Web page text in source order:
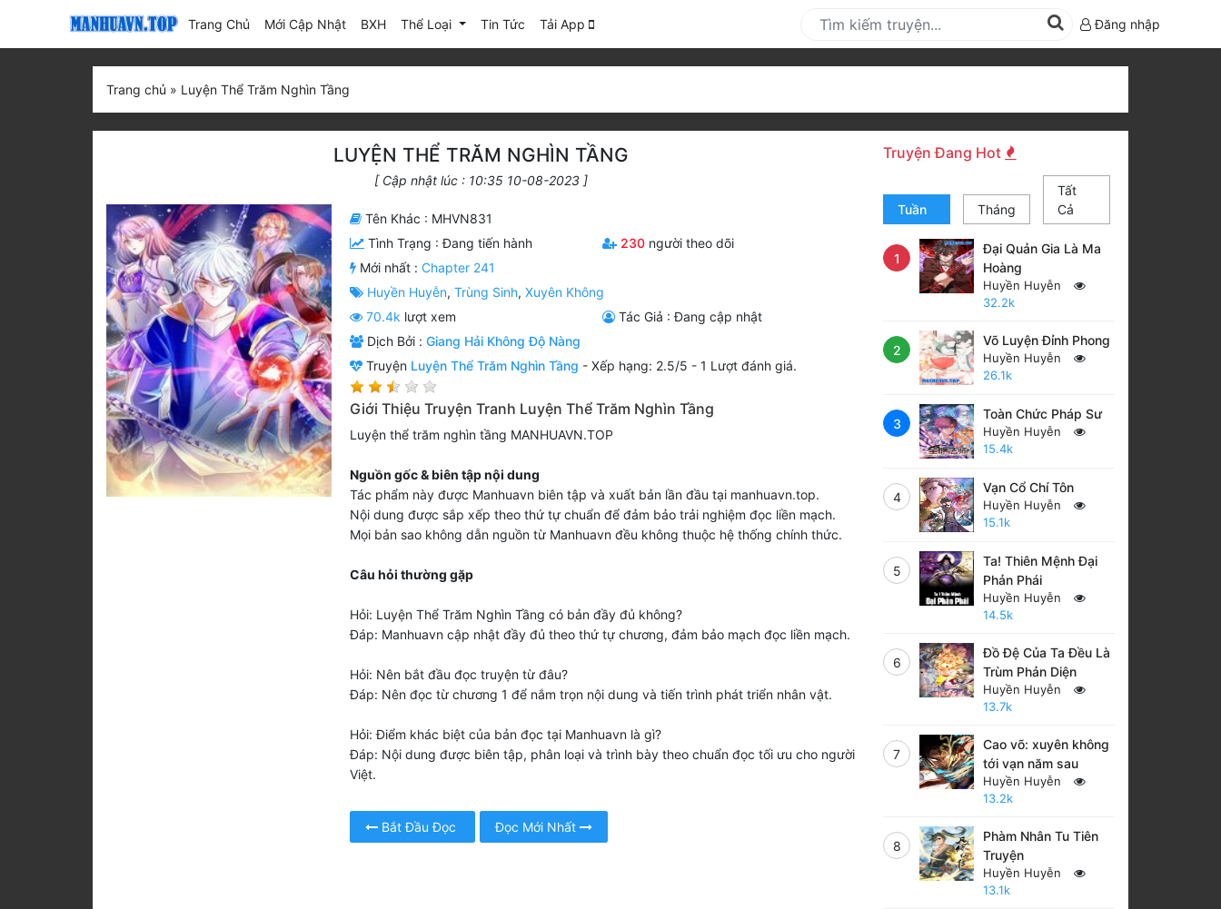
Trang Chủ Mới Cập Nhật(current)
BXH Thể Loại Tin Tức Tải App Đăng nhập
Trang chủ » Luyện Thể Trăm Nghìn Tầng
LUYỆN THỂ TRĂM NGHÌN TẦNG
[ Cập nhật lúc : 10:35 10-08-2023 ]
Tên Khác : MHVN831
Tình Trạng :Đang tiến hành 230 người theo dõi
Mới nhất : Chapter 241
Huyền Huyễn, Trùng Sinh, Xuyên Không
70.4k lượt xem
Tác Giả : Đang cập nhật
Dịch Bởi : Giang Hải Không Độ Nàng
Truyện Luyện Thể Trăm Nghìn Tầng - Xếp hạng: 2.5/5 - 1 Lượt đánh giá.
Giới Thiệu Truyện Tranh Luyện Thể Trăm Nghìn Tầng
Luyện thể trăm nghìn tầng MANHUAVN.TOP
Nguồn gốc & biên tập nội dung
Tác phẩm này được Manhuavn biên tập và xuất bản lần đầu tại manhuavn.top.
Nội dung được sắp xếp theo thứ tự chuẩn để đảm bảo trải nghiệm đọc liền mạch.
Mọi bản sao không dẫn nguồn từ Manhuavn đều không thuộc hệ thống chính thức.
Câu hỏi thường gặp
Hỏi: Luyện Thể Trăm Nghìn Tầng có bản đầy đủ không?
Đáp: Manhuavn cập nhật đầy đủ theo thứ tự chương, đảm bảo mạch đọc liền mạch.
Hỏi: Nên bắt đầu đọc truyện từ đâu?
Đáp: Nên đọc từ chương 1 để nắm trọn nội dung và tiến trình phát triển nhân vật.
Hỏi: Điểm khác biệt của bản đọc tại Manhuavn là gì?
Đáp: Nội dung được biên tập, phân loại và trình bày theo chuẩn đọc tối ưu cho người
Việt.
Bắt Đầu Đọc Đọc Mới Nhất
Truyện Đang Hot
Tuần Tháng
Tất
Cả
1
Đại Quản Gia Là Ma
Hoàng
Huyền Huyễn
32.2k
2
Võ Luyện Đỉnh Phong
Huyền Huyễn
26.1k
3
Toàn Chức Pháp Sư
Huyền Huyễn
15.4k
4
Vạn Cổ Chí Tôn
Huyền Huyễn
15.1k
5
Ta! Thiên Mệnh Đại
Phản Phái
Huyền Huyễn
14.5k
6
Đồ Đệ Của Ta Đều Là
Trùm Phản Diện
Huyền Huyễn
13.7k
7
Cao võ: xuyên không
tới vạn năm sau
Huyền Huyễn
13.2k
8
Phàm Nhân Tu Tiên
Truyện
Huyền Huyễn
13.1k